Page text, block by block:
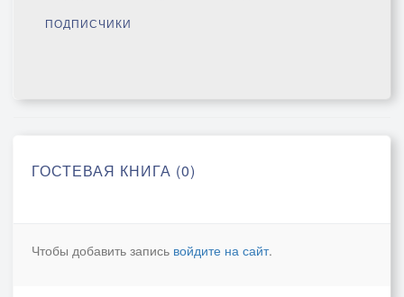
ПОДПИСЧИКИ
ГОСТЕВАЯ КНИГА (0)
Чтобы добавить запись войдите на сайт.